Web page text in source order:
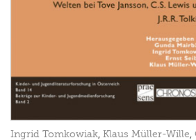
Ingrid Tomkowiak Klaus Müller-Wille